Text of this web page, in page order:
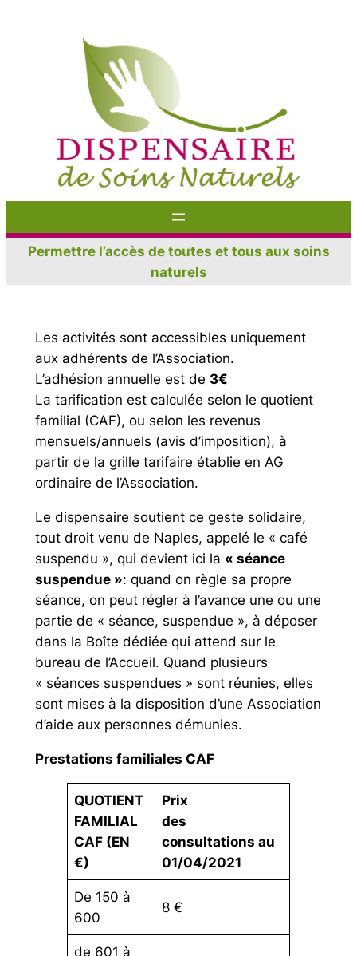
Permettre l’accès de toutes et tous aux soins
naturels
Les activités sont accessibles uniquement
aux adhérents de l’Association.
L’adhésion annuelle est de 3€
La tarification est calculée selon le quotient
familial (CAF), ou selon les revenus
mensuels/annuels (avis d’imposition), à
partir de la grille tarifaire établie en AG
ordinaire de l’Association.
Le dispensaire soutient ce geste solidaire,
tout droit venu de Naples, appelé le « café
suspendu », qui devient ici la « séance
suspendue »: quand on règle sa propre
séance, on peut régler à l’avance une ou une
partie de « séance, suspendue », à déposer
dans la Boîte dédiée qui attend sur le
bureau de l’Accueil. Quand plusieurs
« séances suspendues » sont réunies, elles
sont mises à la disposition d’une Association
d’aide aux personnes démunies.
Prestations familiales CAF
QUOTIENT
FAMILIAL
CAF (EN
€)
Prix
des
consultations au
01/04/2021
De 150 à
600
8 €
de 601 à